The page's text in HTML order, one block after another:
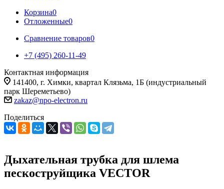
Корзина0
Отложенные0
Сравнение товаров0
+7 (495) 260-11-49
Контактная информация
141400, г. Химки, квартал Клязьма, 1Б (индустриальный
парк Шереметьево)
zakaz@npo-electron.ru
Поделиться
Дыхательная трубка для шлема
пескоструйщика VECTOR